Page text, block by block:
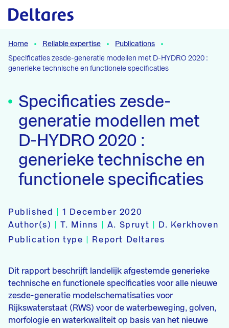
Naar hoofdcontent
Home Reliable expertise
Publications
Specificaties zesde-generatie modellen met D-HYDRO 2020 :
generieke technische en functionele specificaties
Specificaties zesde-
generatie modellen met
D-HYDRO 2020 :
generieke technische en
functionele specificaties
Published |1 December 2020
Author(s)
|T. Minns A. Spruyt
D. Kerkhoven
Publication type
Report Deltares
Dit rapport beschrijft landelijk afgestemde generieke
technische en functionele specificaties voor alle nieuwe
zesde-generatie modelschematisaties voor
Rijkswaterstaat (RWS) voor de waterbeweging, golven,
morfologie en waterkwaliteit op basis van het nieuwe